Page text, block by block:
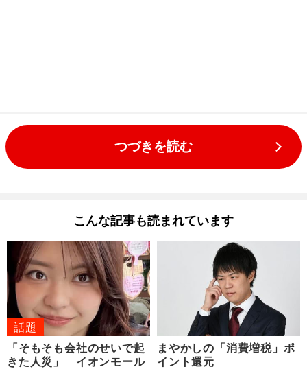
つづきを読む
こんな記事も読まれています
話題
「そもそも会社のせいで起
きた人災」 イオンモール
まやかしの「消費増税」ポ
イント還元